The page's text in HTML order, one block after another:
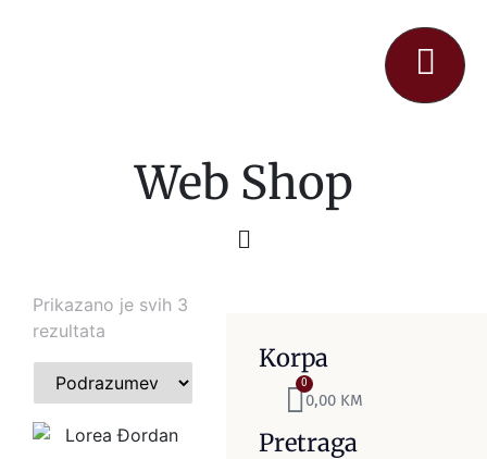
Web Shop
Korpa
0,00 KM
0
Pretraga
Prikazano je svih 3
rezultata